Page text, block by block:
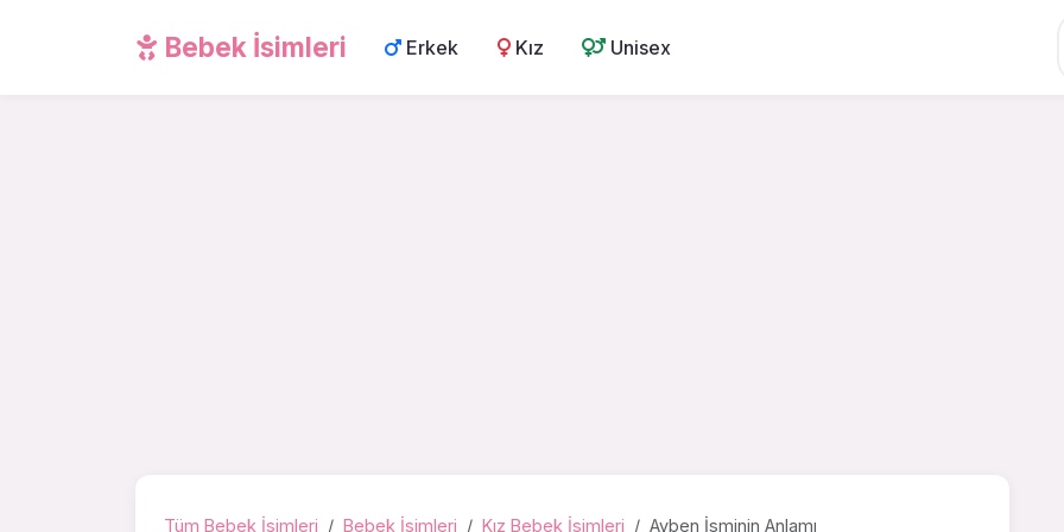
Bebek İsimleri Erkek Kız Unisex
Tüm Bebek İsimleri Bebek İsimleri Kız Bebek İsimleri Ayben İsminin Anlamı